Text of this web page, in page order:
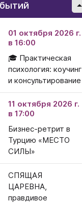
01 октября 2026 г.
в 16:00
🎓 Практическая
психология: коучинг
и консультирование
11 октября 2026 г.
в 17:00
Бизнес-ретрит в
Турцию «МЕСТО
СИЛЫ»
СПЯЩАЯ
ЦАРЕВНА,
правдивое